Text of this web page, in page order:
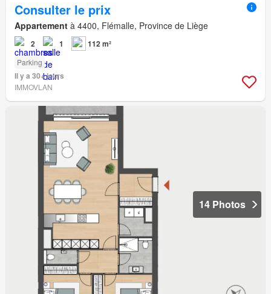
Consulter le prix
Appartement à 4400, Flémalle, Province de Liège
2 1 112 m²
Parking
Il y a 30+ jours
IMMOVLAN
14 Photos